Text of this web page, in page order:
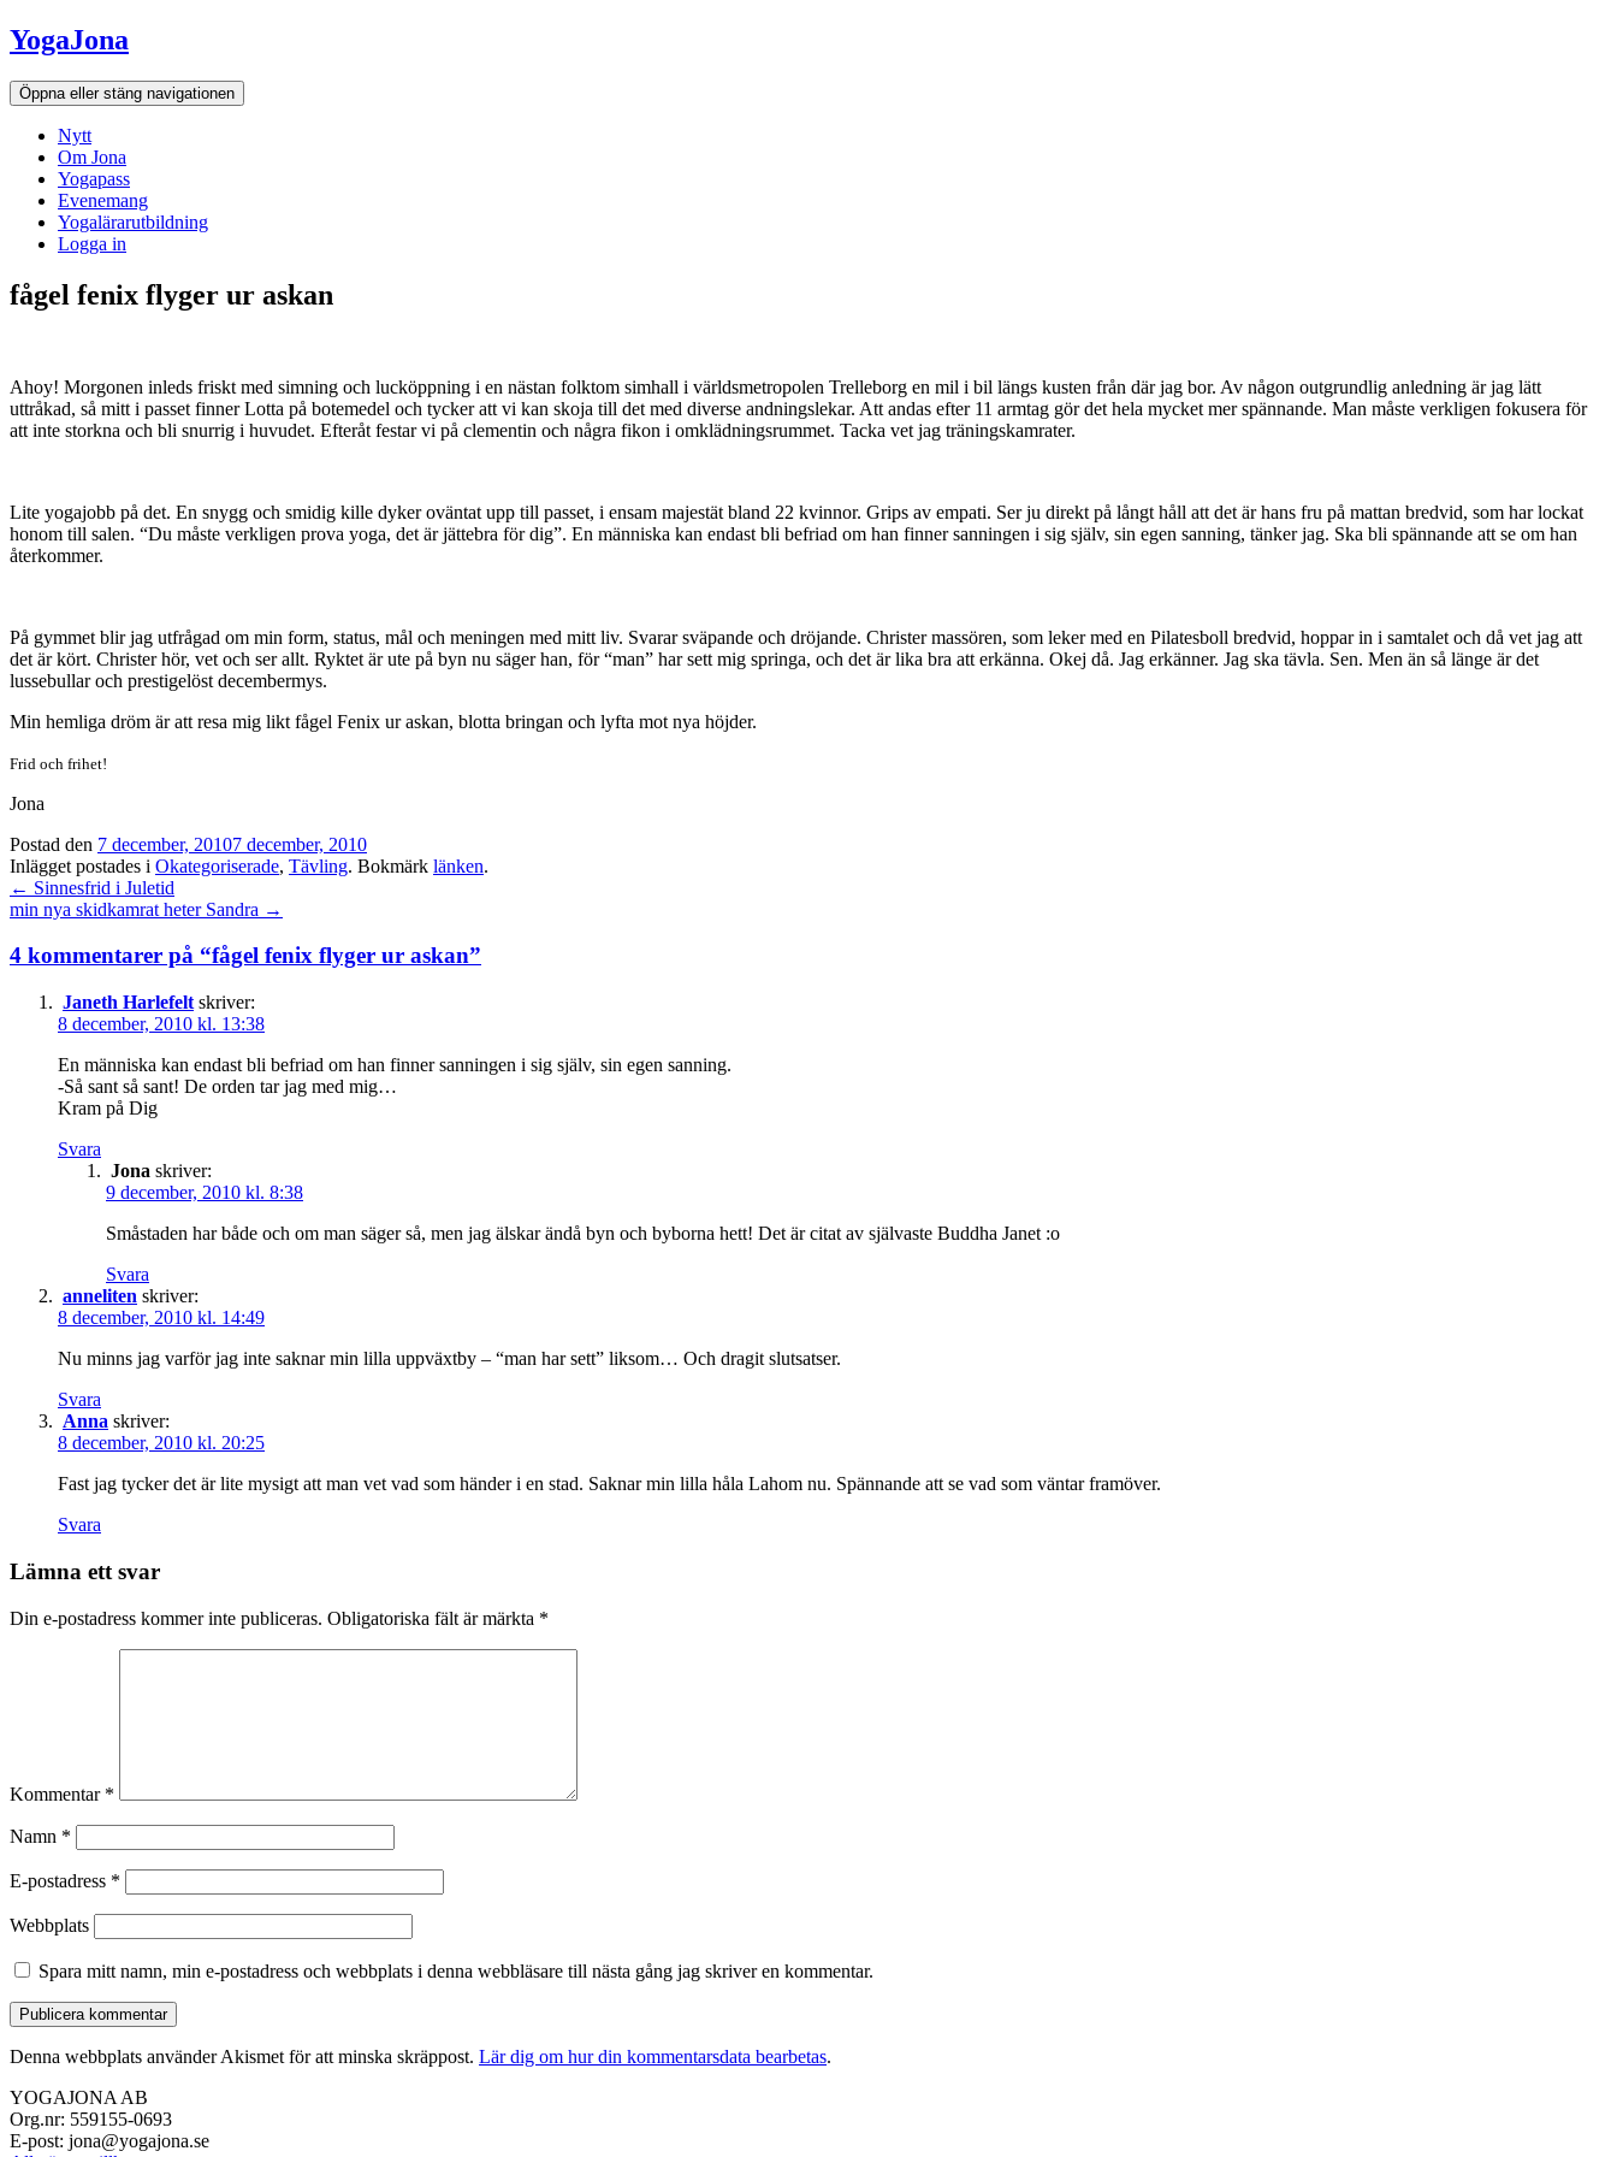
Hoppa
till
innehållet
YogaJona
Öppna eller stäng navigationen
Nytt
Om Jona
Yogapass
Evenemang
Yogalärarutbildning
Logga in
fågel fenix flyger ur askan
Ahoy! Morgonen inleds friskt med simning och lucköppning i en nästan folktom simhall i världsmetropolen Trelleborg en mil i bil längs kusten från där jag bor. Av någon outgrundlig anledning är jag lätt
uttråkad, så mitt i passet finner Lotta på botemedel och tycker att vi kan skoja till det med diverse andningslekar. Att andas efter 11 armtag gör det hela mycket mer spännande. Man måste verkligen fokusera för
att inte storkna och bli snurrig i huvudet. Efteråt festar vi på clementin och några fikon i omklädningsrummet. Tacka vet jag träningskamrater.
Lite yogajobb på det. En snygg och smidig kille dyker oväntat upp till passet, i ensam majestät bland 22 kvinnor. Grips av empati. Ser ju direkt på långt håll att det är hans fru på mattan bredvid, som har lockat
honom till salen. “Du måste verkligen prova yoga, det är jättebra för dig”. En människa kan endast bli befriad om han finner sanningen i sig själv, sin egen sanning, tänker jag. Ska bli spännande att se om han
återkommer.
På gymmet blir jag utfrågad om min form, status, mål och meningen med mitt liv. Svarar sväpande och dröjande. Christer massören, som leker med en Pilatesboll bredvid, hoppar in i samtalet och då vet jag att
det är kört. Christer hör, vet och ser allt. Ryktet är ute på byn nu säger han, för “man” har sett mig springa, och det är lika bra att erkänna. Okej då. Jag erkänner. Jag ska tävla. Sen. Men än så länge är det
lussebullar och prestigelöst decembermys.
Min hemliga dröm är att resa mig likt fågel Fenix ur askan, blotta bringan och lyfta mot nya höjder.
Frid och frihet!
Jona
Postad den 7 december, 20107 december, 2010
Inlägget postades i Okategoriserade, Tävling. Bokmärk länken.
Inläggsnavigation
← Sinnesfrid i Juletid
min nya skidkamrat heter Sandra →
4 kommentarer på “fågel fenix flyger ur askan”
Janeth Harlefelt skriver:
8 december, 2010 kl. 13:38
En människa kan endast bli befriad om han finner sanningen i sig själv, sin egen sanning.
-Så sant så sant! De orden tar jag med mig…
Kram på Dig
Svara
Jona skriver:
9 december, 2010 kl. 8:38
Småstaden har både och om man säger så, men jag älskar ändå byn och byborna hett! Det är citat av självaste Buddha Janet :o
Svara
anneliten skriver:
8 december, 2010 kl. 14:49
Nu minns jag varför jag inte saknar min lilla uppväxtby – “man har sett” liksom… Och dragit slutsatser.
Svara
Anna skriver:
8 december, 2010 kl. 20:25
Fast jag tycker det är lite mysigt att man vet vad som händer i en stad. Saknar min lilla håla Lahom nu. Spännande att se vad som väntar framöver.
Svara
Lämna ett svar
Din e-postadress kommer inte publiceras. Obligatoriska fält är märkta *
Kommentar *
Namn *
E-postadress *
Webbplats
Spara mitt namn, min e-postadress och webbplats i denna webbläsare till nästa gång jag skriver en kommentar.
Denna webbplats använder Akismet för att minska skräppost. Lär dig om hur din kommentarsdata bearbetas.
YOGAJONA AB
Org.nr: 559155-0693
E-post: jona@yogajona.se